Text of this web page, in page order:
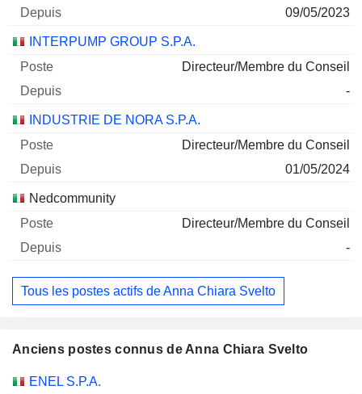
09/05/2023
INTERPUMP GROUP S.P.A.
Directeur/Membre du Conseil
-
INDUSTRIE DE NORA S.P.A.
Directeur/Membre du Conseil
01/05/2024
Nedcommunity
Directeur/Membre du Conseil
-
Tous les postes actifs de Anna Chiara Svelto
Anciens postes connus de Anna Chiara Svelto
Sociétés Poste
ENEL S.P.A.